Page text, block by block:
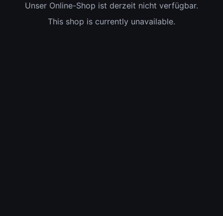
Unser Online-Shop ist derzeit nicht verfügbar.
This shop is currently unavailable.